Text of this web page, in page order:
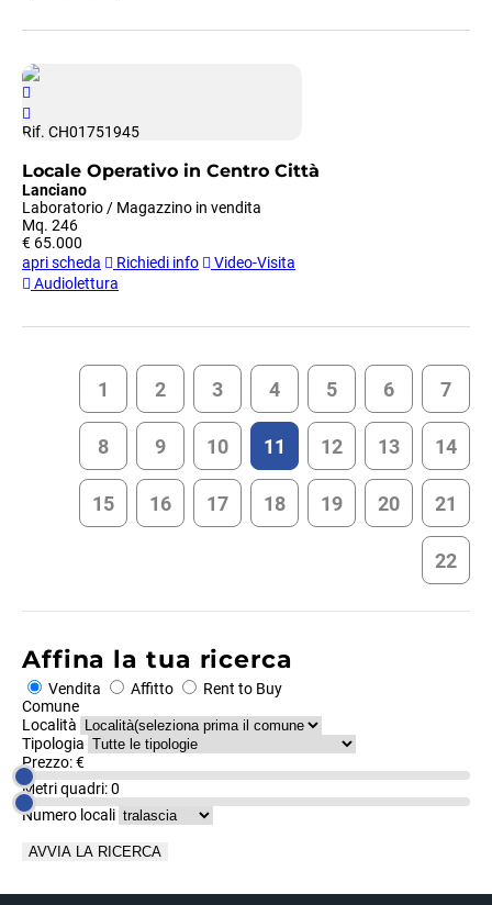
Rif. CH01751945
Locale Operativo in Centro Città
Lanciano
Laboratorio / Magazzino in vendita
Mq. 246
€ 65.000
apri scheda
Richiedi info
Video-Visita
Audiolettura
1 2 3 4 5 6 7
8 9 10 11 12 13 14
15 16 17 18 19 20 21
22
Affina la tua ricerca
Vendita Affitto
Rent to Buy
Comune
Località
Tipologia
Prezzo: €
Metri quadri:0
Numero locali